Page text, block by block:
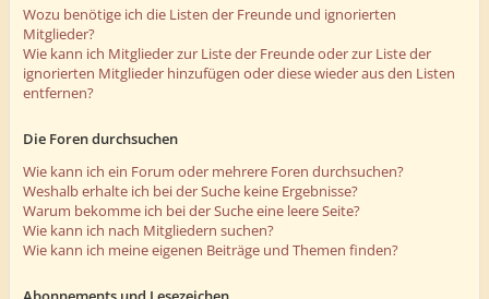
Wozu benötige ich die Listen der Freunde und ignorierten
Mitglieder?
Wie kann ich Mitglieder zur Liste der Freunde oder zur Liste der
ignorierten Mitglieder hinzufügen oder diese wieder aus den Listen
entfernen?
Die Foren durchsuchen
Wie kann ich ein Forum oder mehrere Foren durchsuchen?
Weshalb erhalte ich bei der Suche keine Ergebnisse?
Warum bekomme ich bei der Suche eine leere Seite?
Wie kann ich nach Mitgliedern suchen?
Wie kann ich meine eigenen Beiträge und Themen finden?